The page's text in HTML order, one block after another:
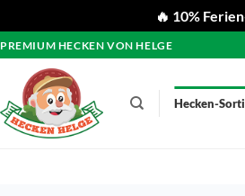
🔥 10%
PREMIUM HECKEN VON HELGE
Hecken-